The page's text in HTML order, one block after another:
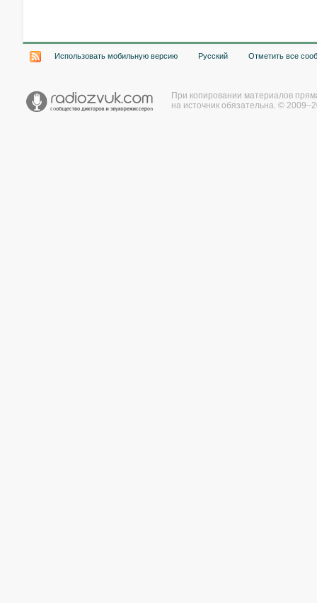
Использовать мобильную версию Русский Отметить все
При копировании материалов
на источник обязательна. ©